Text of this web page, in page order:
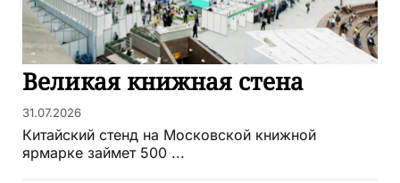
Великая книжная стена
31.07.2026
Китайский стенд на Московской книжной
ярмарке займет 500 ...